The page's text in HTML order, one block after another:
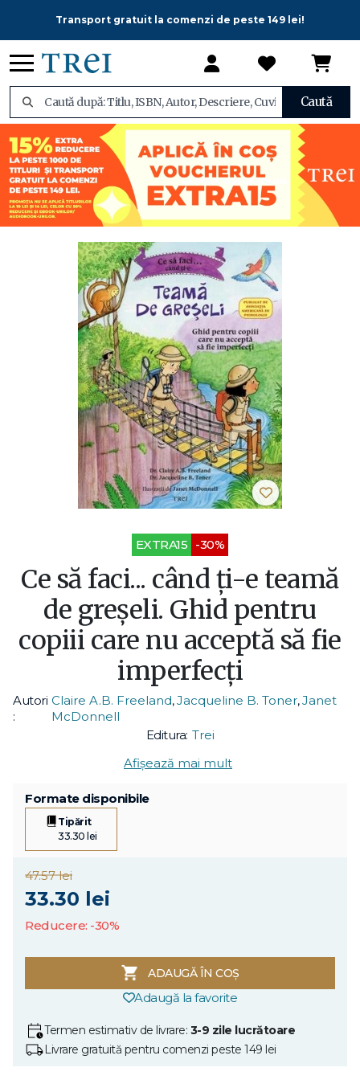
Transport gratuit la comenzi de peste 149 lei!
Caută
EXTRA15 -30%
Ce să faci... când ți-e teamă
de greșeli. Ghid pentru
copiii care nu acceptă să fie
imperfecți
Autori
:
Claire A.B. Freeland,Jacqueline B. Toner,Janet
McDonnell
Editura: Trei
Afișează mai mult
Formate disponibile
Tipărit
33.30 lei
47.57 lei
33.30 lei
Reducere: -30%
ADAUGĂ ÎN COȘ
Adaugă la favorite
Termen estimativ de livrare: 3-9 zile lucrătoare
Livrare gratuită pentru comenzi peste 149 lei